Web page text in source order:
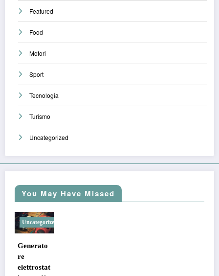
Featured
Food
Motori
Sport
Tecnologia
Turismo
Uncategorized
You May Have Missed
Uncategorized
Generato
re
elettrostat